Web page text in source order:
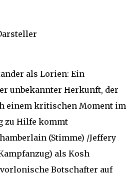
als Lorien: Ein
unbekannter Herkunft, der
einem kritischen Moment im
zu Hilfe kommt
(Stimme) /Jeffery
als Kosh
Botschafter auf